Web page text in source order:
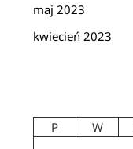
maj 2023
kwiecień 2023
P W